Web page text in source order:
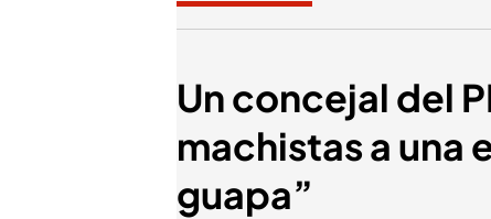
Un concejal del
machistas a una
guapa”